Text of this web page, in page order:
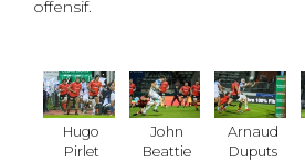
offensif.
Hugo
Pirlet
John
Beattie
Arnaud
Duputs